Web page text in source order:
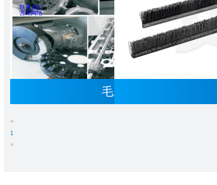
联系我们
营销网络
毛刷概述
<
1
>